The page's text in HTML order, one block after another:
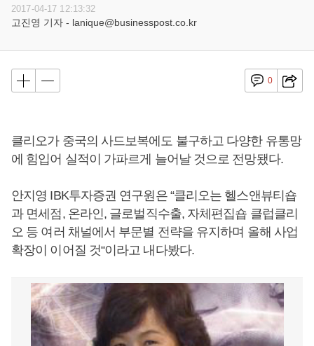
2017-04-17 12:13:32
고진영 기자 - lanique@businesspost.co.kr
0
클리오가 중국의 사드보복에도 불구하고 다양한 유통망
에 힘입어 실적이 가파르게 늘어날 것으로 전망됐다.
안지영 IBK투자증권 연구원은 “클리오는 헬스앤뷰티숍
과 면세점, 온라인, 글로벌직수출, 자체편집숍 클럽클리
오 등 여러 채널에서 부문별 전략을 유지하며 올해 사업
확장이 이어질 것“이라고 내다봤다.